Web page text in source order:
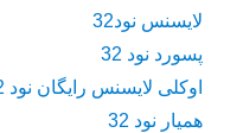
لایسنس نود32
پسورد نود 32
اوکلی لایسنس رایگان نود 32
همیار نود 32